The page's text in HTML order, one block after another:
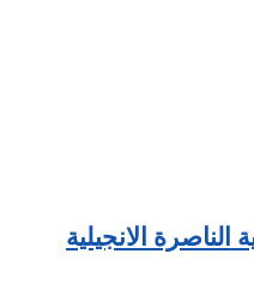
الناصرة الانجيلية